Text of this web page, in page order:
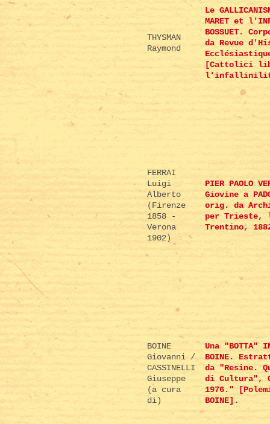
THYSMAN
Raymond
Le
MARET et
BOSSUET.
da Revue
[Cattolici
FERRAI
Luigi
Alberto
(Firenze
1858 -
Verona
1902)
PIER PAOLO
Giovine a
orig. da
per
Trentino,
BOINE
Giovanni /
CASSINELLI
Giuseppe
(a cura
di)
Una "BOTTA"
BOINE.
da "Resine.
di Cultura",
1976."
BOINE].